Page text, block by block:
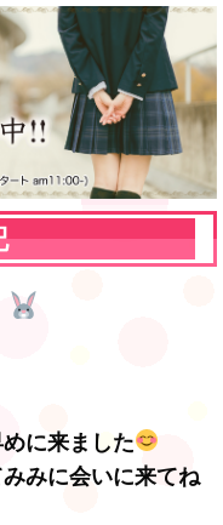
に来ました
みに会いに来てね